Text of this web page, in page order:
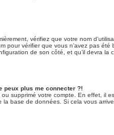
vérifiez que votre nom
pour vérifier que vous n’avez pas
de son côté, et qu’il devra la
peux plus me connecter ?!
supprimé votre compte. En effet, il
base de données. Si cela vous